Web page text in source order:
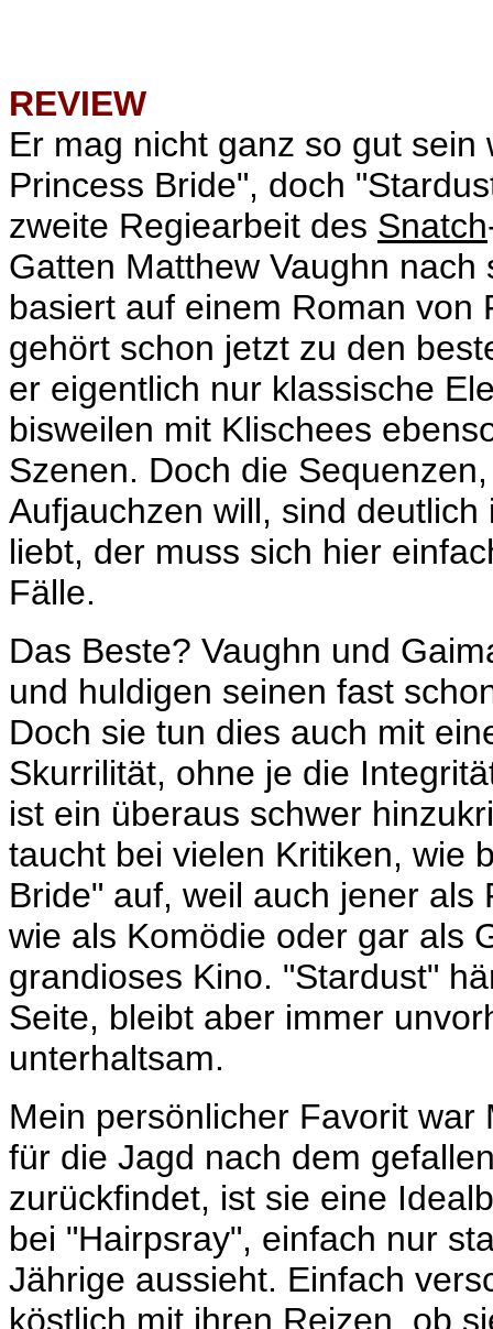
REVIEW
Er mag nicht ganz so gut
Princess Bride", doch
zweite Regiearbeit des Snatch
Gatten Matthew Vaughn
basiert auf einem Roman von
gehört schon jetzt zu den
er eigentlich nur klassische
bisweilen mit Klischees
Szenen. Doch die
Aufjauchzen will, sind
liebt, der muss sich hier
Fälle.
Das Beste? Vaughn und
und huldigen seinen fast
Doch sie tun dies auch mit
Skurrilität, ohne je die
ist ein überaus schwer
taucht bei vielen Kritiken, wie
Bride" auf, weil auch jener
wie als Komödie oder gar als
grandioses Kino. "Stardust"
Seite, bleibt aber immer
unterhaltsam.
Mein persönlicher Favorit war
für die Jagd nach dem
zurückfindet, ist sie eine
bei "Hairpsray", einfach nur
Jährige aussieht. Einfach
köstlich mit ihren Reizen, ob